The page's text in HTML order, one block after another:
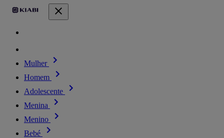
Mulher
Homem
Adolescente
Menina
Menino
Bebé